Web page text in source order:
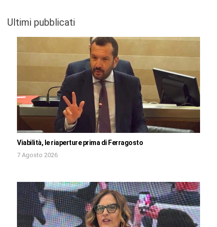
Ultimi pubblicati
Viabilità, le riaperture prima di Ferragosto
7 Agosto 2026